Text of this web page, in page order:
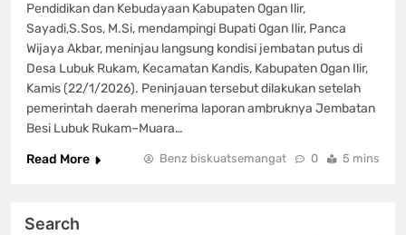
Pendidikan dan Kebudayaan Kabupaten Ogan Ilir,
Sayadi,S.Sos, M.Si, mendampingi Bupati Ogan Ilir, Panca
Wijaya Akbar, meninjau langsung kondisi jembatan putus di
Desa Lubuk Rukam, Kecamatan Kandis, Kabupaten Ogan Ilir,
Kamis (22/1/2026). Peninjauan tersebut dilakukan setelah
pemerintah daerah menerima laporan ambruknya Jembatan
Besi Lubuk Rukam–Muara…
Read More
Benz biskuatsemangat 0 5 mins
Search